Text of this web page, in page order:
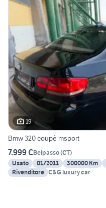
19
Bmw 320 coupè msport
7.999 €Belpasso(CT)
Usato
01/2011 300000 Km
Rivenditore C&G luxury car